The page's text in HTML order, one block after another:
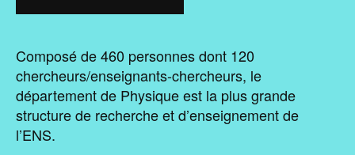
Composé de 460 personnes dont 120
chercheurs/enseignants-chercheurs, le
département de Physique est la plus grande
structure de recherche et d’enseignement de
l’ENS.